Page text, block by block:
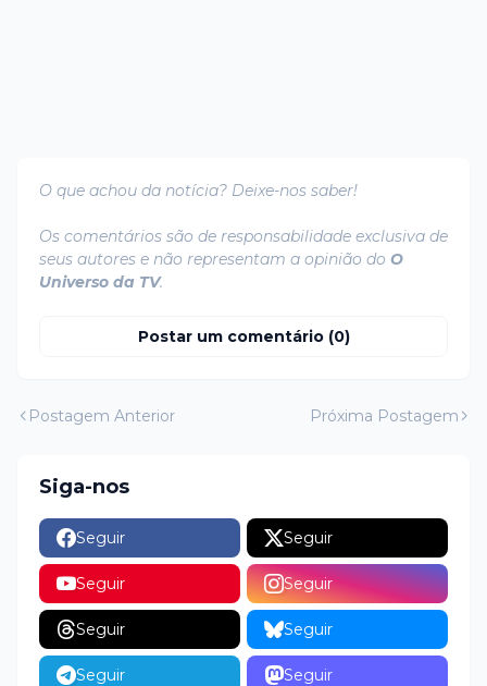
O que achou da notícia? Deixe-nos saber!
Os comentários são de responsabilidade exclusiva de
seus autores e não representam a opinião do O
Universo da TV.
Postar um comentário (0)
Postagem Anterior Próxima Postagem
Siga-nos
Seguir Seguir
Seguir Seguir
Seguir Seguir
Seguir Seguir